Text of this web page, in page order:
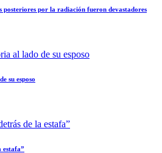
posteriores por la radiación fueron devastadores
su esposo
estafa”